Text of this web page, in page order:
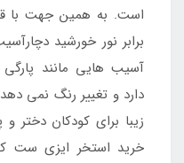
است. به همین جهت با
برابر نور خورشید
آسیب هایی مانند
دارد و تغییر رنگ نمی
زیبا برای کودکان